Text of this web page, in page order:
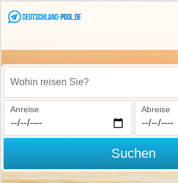
Wohin reisen Sie?
Anreise Abreise
Suchen